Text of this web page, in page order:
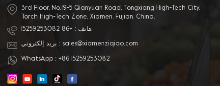
3rd Floor, No.19-5 Qianyuan Road, Tongxiang High-Tech City,
Torch High-Tech Zone, Xiamen, Fujian, China.
هاتف : +86 15259253082
بريد إلكتروني : sales@xiamenziqiao.com
WhatsApp : +86 15259253082